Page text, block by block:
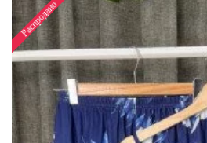
Распродано